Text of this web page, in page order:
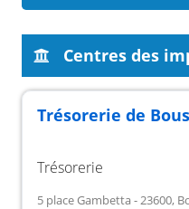
Centres des
Trésorerie de
Trésorerie
5 place Gambetta - 23600,